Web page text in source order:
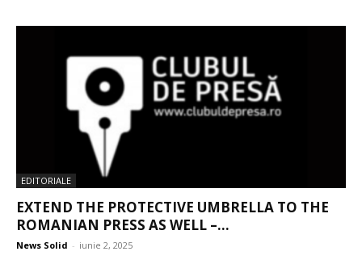
EDITORIALE
EXTEND THE PROTECTIVE UMBRELLA TO THE
ROMANIAN PRESS AS WELL –...
News Solid - iunie 2, 2025